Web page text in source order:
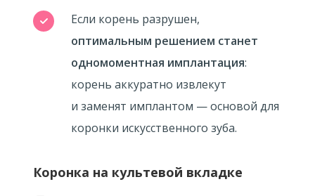
Если корень разрушен,
оптимальным решением станет
одномоментная имплантация:
корень аккуратно извлекут
и заменят имплантом — основой для
коронки искусственного зуба.
Коронка на культевой вкладке